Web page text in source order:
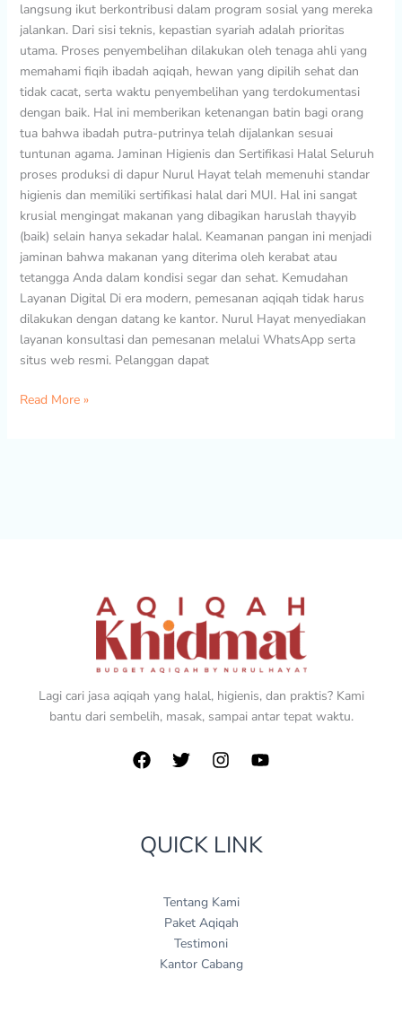
langsung ikut berkontribusi dalam program sosial yang mereka
jalankan. Dari sisi teknis, kepastian syariah adalah prioritas
utama. Proses penyembelihan dilakukan oleh tenaga ahli yang
memahami fiqih ibadah aqiqah, hewan yang dipilih sehat dan
tidak cacat, serta waktu penyembelihan yang terdokumentasi
dengan baik. Hal ini memberikan ketenangan batin bagi orang
tua bahwa ibadah putra-putrinya telah dijalankan sesuai
tuntunan agama. Jaminan Higienis dan Sertifikasi Halal Seluruh
proses produksi di dapur Nurul Hayat telah memenuhi standar
higienis dan memiliki sertifikasi halal dari MUI. Hal ini sangat
krusial mengingat makanan yang dibagikan haruslah thayyib
(baik) selain hanya sekadar halal. Keamanan pangan ini menjadi
jaminan bahwa makanan yang diterima oleh kerabat atau
tetangga Anda dalam kondisi segar dan sehat. Kemudahan
Layanan Digital Di era modern, pemesanan aqiqah tidak harus
dilakukan dengan datang ke kantor. Nurul Hayat menyediakan
layanan konsultasi dan pemesanan melalui WhatsApp serta
situs web resmi. Pelanggan dapat
Read More »
Lagi cari jasa aqiqah yang halal, higienis, dan praktis? Kami
bantu dari sembelih, masak, sampai antar tepat waktu.
QUICK LINK
Tentang Kami
Paket Aqiqah
Testimoni
Kantor Cabang